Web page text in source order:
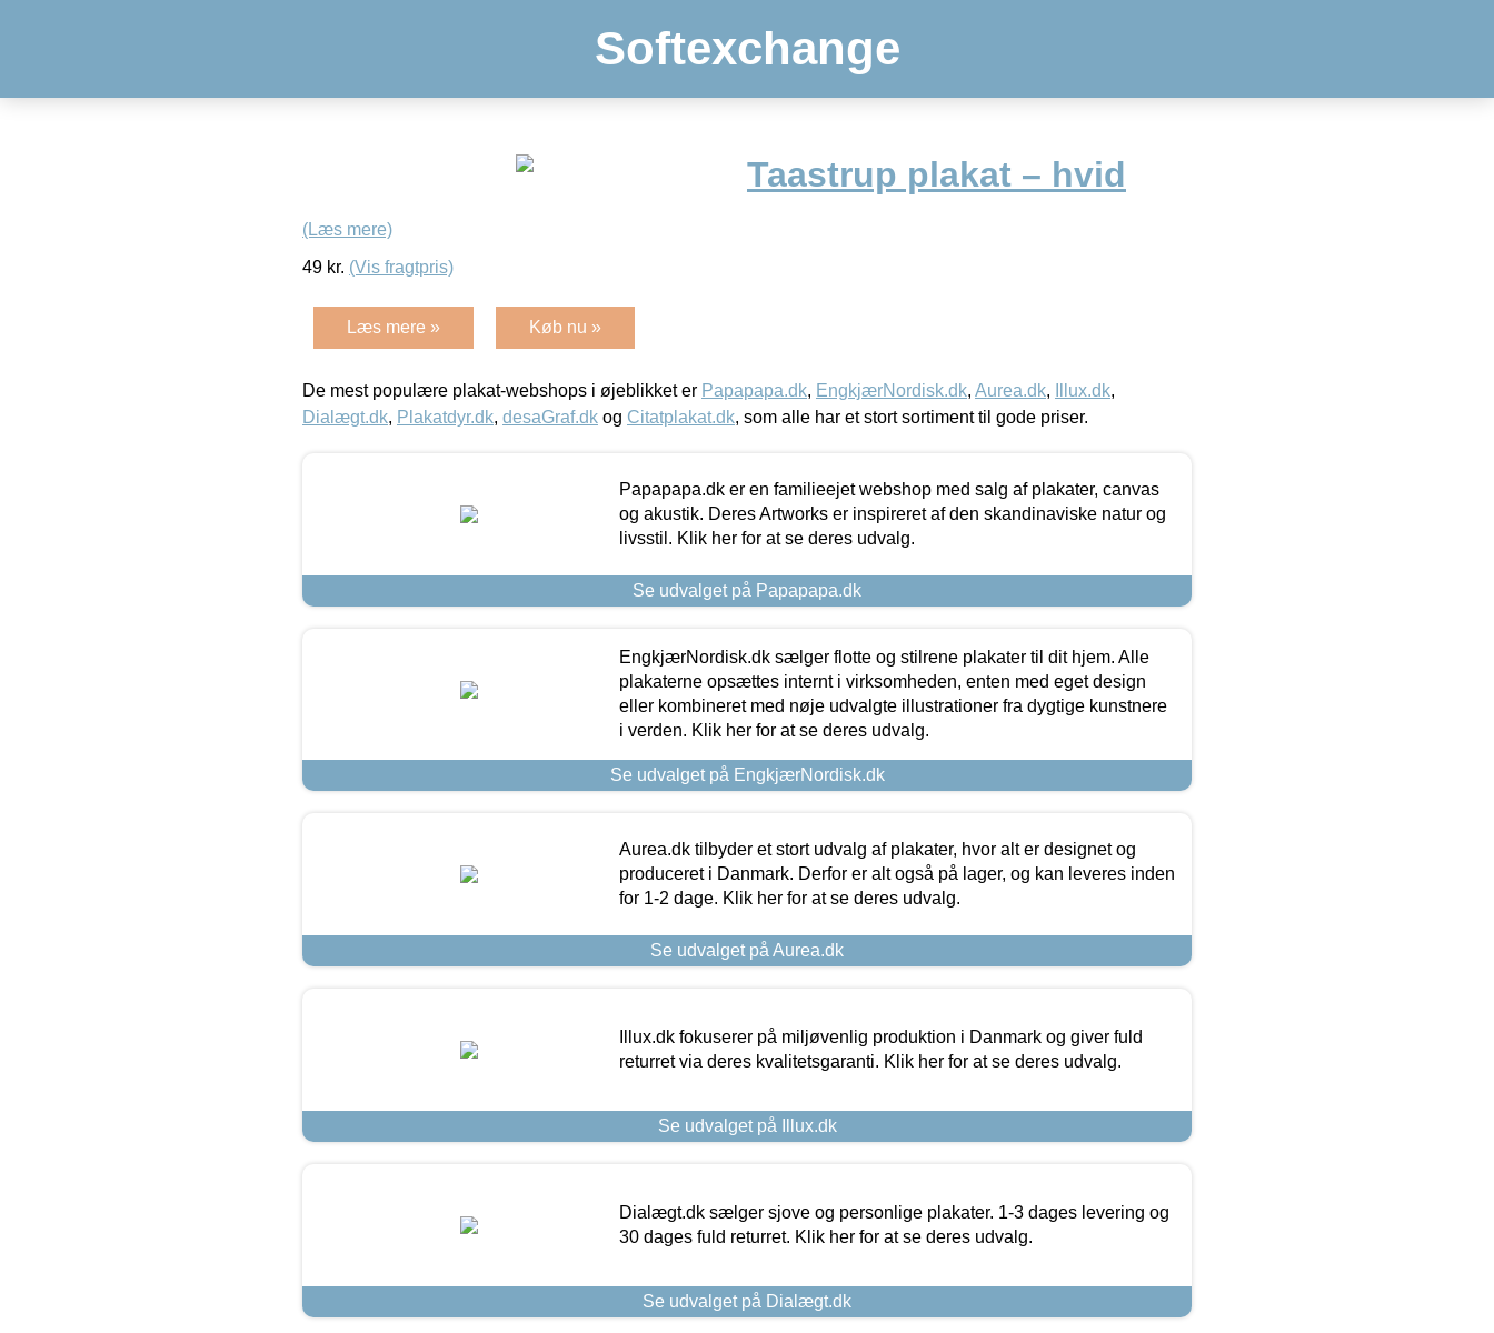
Softexchange
Taastrup plakat – hvid
(Læs mere)
49 kr. (Vis fragtpris)
Læs mere » Køb nu »
De mest populære plakat-webshops i øjeblikket er Papapapa.dk, EngkjærNordisk.dk, Aurea.dk, Illux.dk,
Dialægt.dk, Plakatdyr.dk, desaGraf.dk og Citatplakat.dk, som alle har et stort sortiment til gode priser.
Papapapa.dk er en familieejet webshop med salg af plakater, canvas
og akustik. Deres Artworks er inspireret af den skandinaviske natur og
livsstil. Klik her for at se deres udvalg.
Se udvalget på Papapapa.dk
EngkjærNordisk.dk sælger flotte og stilrene plakater til dit hjem. Alle
plakaterne opsættes internt i virksomheden, enten med eget design
eller kombineret med nøje udvalgte illustrationer fra dygtige kunstnere
i verden. Klik her for at se deres udvalg.
Se udvalget på EngkjærNordisk.dk
Aurea.dk tilbyder et stort udvalg af plakater, hvor alt er designet og
produceret i Danmark. Derfor er alt også på lager, og kan leveres inden
for 1-2 dage. Klik her for at se deres udvalg.
Se udvalget på Aurea.dk
Illux.dk fokuserer på miljøvenlig produktion i Danmark og giver fuld
returret via deres kvalitetsgaranti. Klik her for at se deres udvalg.
Se udvalget på Illux.dk
Dialægt.dk sælger sjove og personlige plakater. 1-3 dages levering og
30 dages fuld returret. Klik her for at se deres udvalg.
Se udvalget på Dialægt.dk